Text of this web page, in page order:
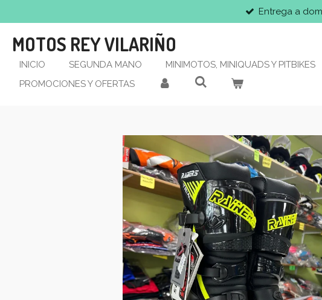
al
contenido
principal
Entrega a
MOTOS REY VILARIÑO
INICIO SEGUNDA MANO MINIMOTOS, MINIQUADS Y PITBIKES
PROMOCIONES Y OFERTAS